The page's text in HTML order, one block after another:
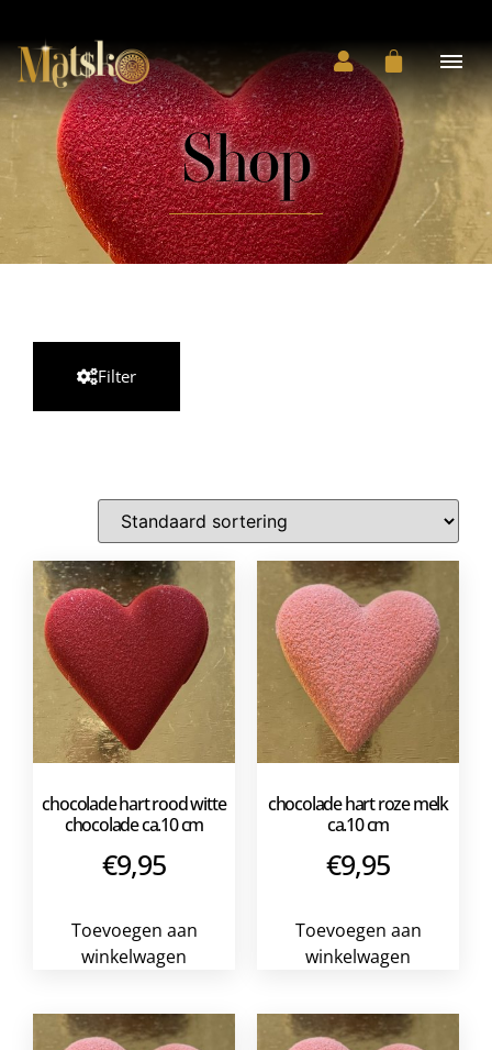
Shop
Filter
chocolade hart rood witte
chocolade ca.10 cm
€9,95
Toevoegen aan
winkelwagen
chocolade hart roze melk
ca.10 cm
€9,95
Toevoegen aan
winkelwagen